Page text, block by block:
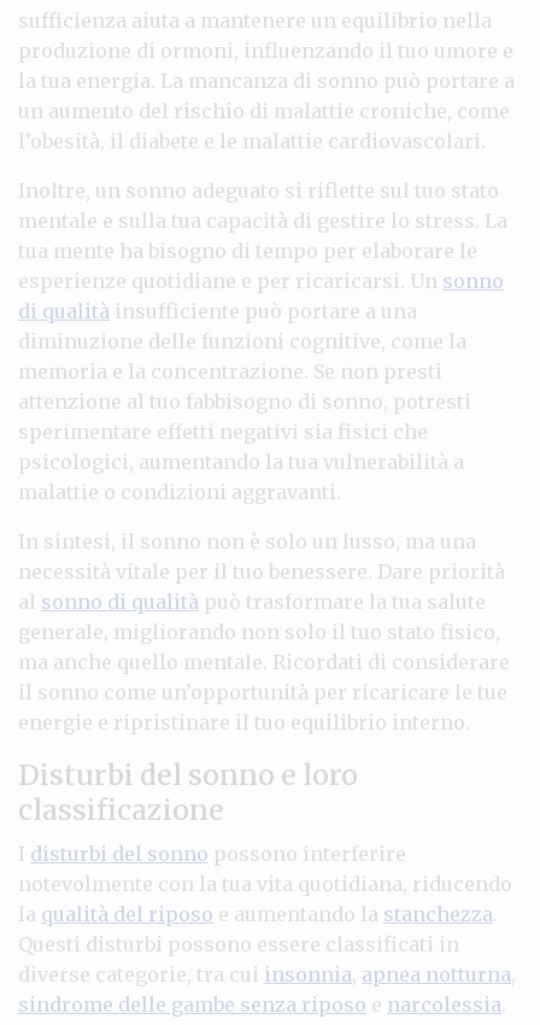
sufficienza aiuta a mantenere un equilibrio nella
produzione di ormoni, influenzando il tuo umore e
la tua energia. La mancanza di sonno può portare a
un aumento del rischio di malattie croniche, come
l’obesità, il diabete e le malattie cardiovascolari.
Inoltre, un sonno adeguato si riflette sul tuo stato
mentale e sulla tua capacità di gestire lo stress. La
tua mente ha bisogno di tempo per elaborare le
esperienze quotidiane e per ricaricarsi. Un sonno
di qualità insufficiente può portare a una
diminuzione delle funzioni cognitive, come la
memoria e la concentrazione. Se non presti
attenzione al tuo fabbisogno di sonno, potresti
sperimentare effetti negativi sia fisici che
psicologici, aumentando la tua vulnerabilità a
malattie o condizioni aggravanti.
In sintesi, il sonno non è solo un lusso, ma una
necessità vitale per il tuo benessere. Dare priorità
al sonno di qualità può trasformare la tua salute
generale, migliorando non solo il tuo stato fisico,
ma anche quello mentale. Ricordati di considerare
il sonno come un’opportunità per ricaricare le tue
energie e ripristinare il tuo equilibrio interno.
Disturbi del sonno e loro
classificazione
I disturbi del sonno possono interferire
notevolmente con la tua vita quotidiana, riducendo
la qualità del riposo e aumentando la stanchezza.
Questi disturbi possono essere classificati in
diverse categorie, tra cui insonnia, apnea notturna,
sindrome delle gambe senza riposo e narcolessia.